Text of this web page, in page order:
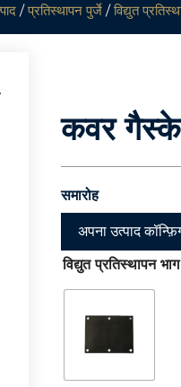
/प्रतिस्थापन पुर्जे/विद्युत
कवर
समारोह
अपना उत्पाद
विद्युत प्रतिस्थापन भाग